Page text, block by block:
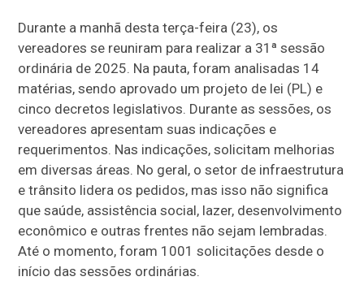
Durante a manhã desta terça-feira (23), os
vereadores se reuniram para realizar a 31ª sessão
ordinária de 2025. Na pauta, foram analisadas 14
matérias, sendo aprovado um projeto de lei (PL) e
cinco decretos legislativos. Durante as sessões, os
vereadores apresentam suas indicações e
requerimentos. Nas indicações, solicitam melhorias
em diversas áreas. No geral, o setor de infraestrutura
e trânsito lidera os pedidos, mas isso não significa
que saúde, assistência social, lazer, desenvolvimento
econômico e outras frentes não sejam lembradas.
Até o momento, foram 1001 solicitações desde o
início das sessões ordinárias.